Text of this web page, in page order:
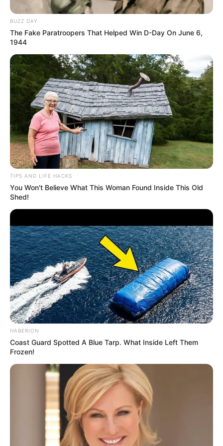
(foto: zerochan)
Daftar isi
Biodata & Profil
Nama Lengkap: Yoimiya
Nama Panggung: Yoimiya
BUZZ DAY
The Fake Paratroopers That Helped Win D-Day On June 6,
1944
TIPS AND LIFE HACKS
You Won't Believe What This Woman Found Inside This Old
Shed!
HABERION
Coast Guard Spotted A Blue Tarp. What Inside Left Them
Frozen!